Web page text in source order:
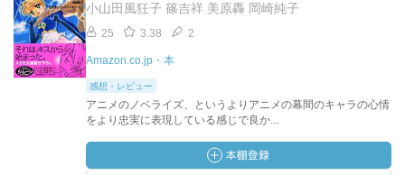
小山田風狂子 篠吉祥 美原轟 岡崎純子
25 3.38 2
Amazon.co.jp・本
感想・レビュー
アニメのノベライズ、というよりアニメの幕間のキャラの心情
をより忠実に表現している感じで良か...